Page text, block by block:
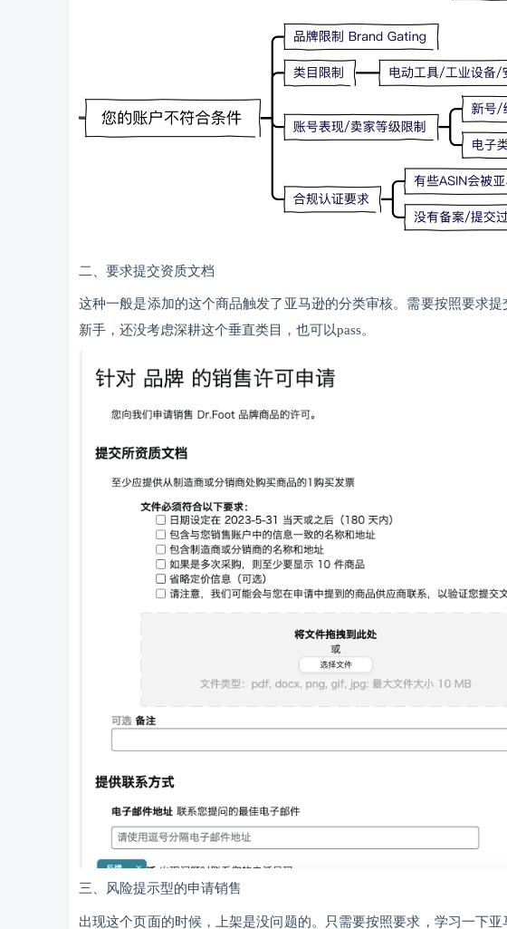
二、要求提交资质文档
这种一般是添加的这个商品触发了亚马逊的分类审核。需要按照要求
新手，还没考虑深耕这个垂直类目，也可以pass。
三、风险提示型的申请销售
出现这个页面的时候，上架是没问题的。只需要按照要求，学习一下